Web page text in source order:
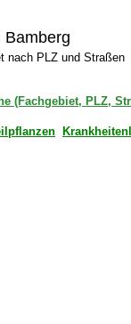
Bamberg
nach PLZ und Straßen
(Fachgebiet, PLZ,